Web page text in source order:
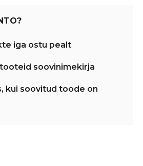
iga ostu pealt
soovinimekirja
kui soovitud toode on